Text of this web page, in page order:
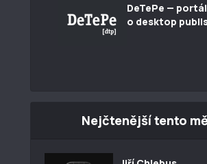
DeTePe — portál
o desktop
Nejčtenější tento